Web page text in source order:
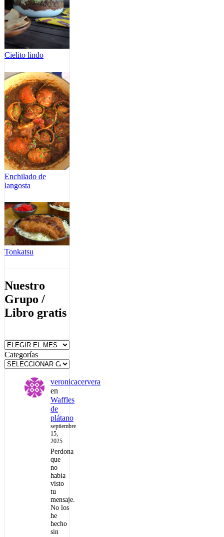
Cielito lindo
Enchilado de
langosta
Tonkatsu
Nuestro
Grupo /
Libro gratis
Archivos
Categorías
veronicacervera
en
Waffles
de
plátano
septiembre
15,
2025
Perdona
que
no
había
visto
tu
mensaje.
No los
he
hecho
sin